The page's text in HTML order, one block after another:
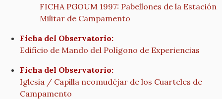
FICHA PGOUM 1997: Pabellones de la Estación
Militar de Campamento
Ficha del Observatorio:
Edificio de Mando del Polígono de Experiencias
Ficha del Observatorio:
Iglesia / Capilla neomudéjar de los Cuarteles de
Campamento